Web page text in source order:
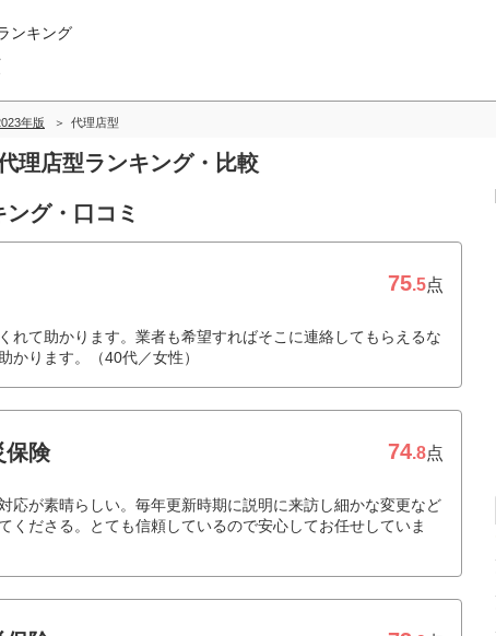
ンキング
年版 代理店型
理店型ランキング・比較
グ・口コミ
75.5点
れて助かります。業者も希望すればそこに連絡してもらえるな
かります。（40代／女性）
保険 74.8点
応が素晴らしい。毎年更新時期に説明に来訪し細かな変更など
くださる。とても信頼しているので安心してお任せしていま